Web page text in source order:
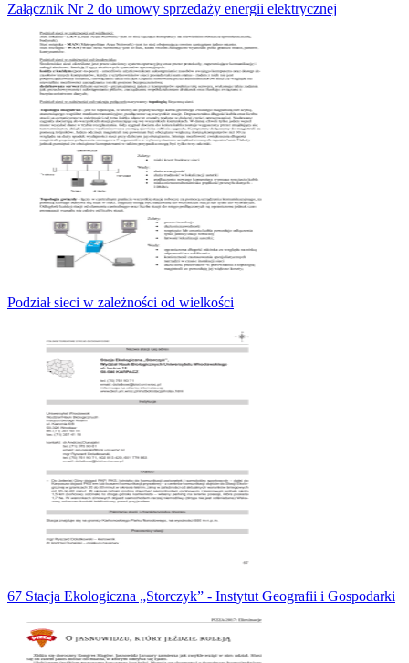
Załącznik Nr 2 do umowy sprzedaży energii elektrycznej
Podział sieci w zależności od wielkości
67 Stacja Ekologiczna „Storczyk” - Instytut Geografii i Gospodarki